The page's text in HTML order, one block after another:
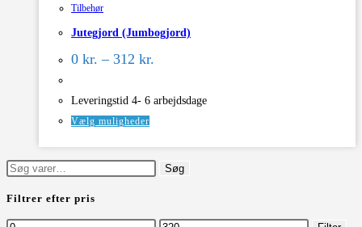
Tilbehør
Jutegjord (Jumbogjord)
0 kr. – 312 kr.
312 kr.
Leveringstid 4- 6 arbejdsdage
Vælg muligheder
har
flere
Mulighederne
Søg
Søg
Filtrer efter pris